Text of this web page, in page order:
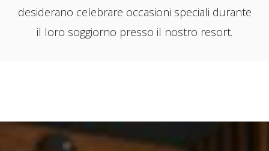
desiderano celebrare occasioni speciali durante
il loro soggiorno presso il nostro resort.